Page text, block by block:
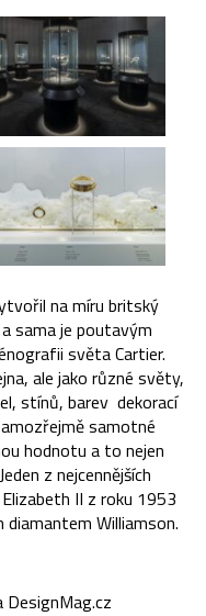
na míru britský
sama je poutavým
světa Cartier.
ale jako různé světy,
stínů, barev dekorací
samotné
hodnotu a to nejen
z nejcennějších
II z roku 1953
Williamson.
DesignMag.cz